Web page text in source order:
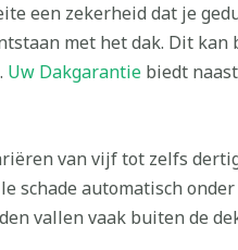
een zekerheid dat je
met het dak. Dit
Uw Dakgarantiebiedt
van vijf tot zelfs
schade automatisch
vallen vaak buiten de